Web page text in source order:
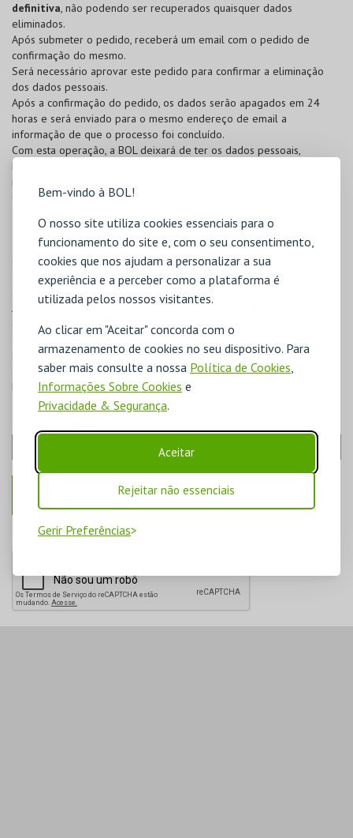
Bem-vindo à BOL!
O nosso site utiliza cookies essenciais para o
funcionamento do site e, com o seu consentimento,
cookies que nos ajudam a personalizar a sua
experiência e a perceber como a plataforma é
utilizada pelos nossos visitantes.
Ao clicar em "Aceitar" concorda com o
armazenamento de cookies no seu dispositivo. Para
saber mais consulte a nossa Política de Cookies,
Informações Sobre Cookies e
Privacidade & Segurança.
Aceitar
Rejeitar não essenciais
Gerir Preferências
definitiva, não podendo ser recuperados quaisquer dados
eliminados.
Após submeter o pedido, receberá um email com o pedido de
confirmação do mesmo.
Será necessário aprovar este pedido para confirmar a eliminação
dos dados pessoais.
Após a confirmação do pedido, os dados serão apagados em 24
horas e será enviado para o mesmo endereço de email a
informação de que o processo foi concluído.
Com esta operação, a BOL deixará de ter os dados pessoais,
histórico de compras, sendo ainda disponibilizadas quaisquer
reservas efetuadas.
O seu pedido poderá ser negado pelas seguintes razões:
- Adquiriu bilhetes para um evento que ainda não se realizou;
- Adquiriu bilhetes para um evento com obrigação de preenchimento
de inquérito e o mesmo ainda não se realizou;
- Adquiriu um cartão, onde esteja associado como cliente e o mesmo
ainda se encontra ativo.
Assim que todas as condições em cima não se verifiquem, poderá
efetuar um novo pedido de esquecimento no nosso sistema.
Se a lei exigir a retenção de alguns dados, estes não poderão ser
apagados do sistema. Para estes casos, os dados serão eliminados
logo após o período de retenção requerido.